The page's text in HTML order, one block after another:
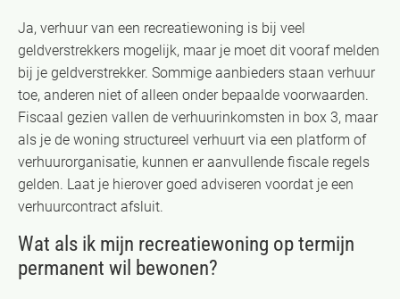
Ja, verhuur van een recreatiewoning is bij veel
geldverstrekkers mogelijk, maar je moet dit vooraf melden
bij je geldverstrekker. Sommige aanbieders staan verhuur
toe, anderen niet of alleen onder bepaalde voorwaarden.
Fiscaal gezien vallen de verhuurinkomsten in box 3, maar
als je de woning structureel verhuurt via een platform of
verhuurorganisatie, kunnen er aanvullende fiscale regels
gelden. Laat je hierover goed adviseren voordat je een
verhuurcontract afsluit.
Wat als ik mijn recreatiewoning op termijn
permanent wil bewonen?